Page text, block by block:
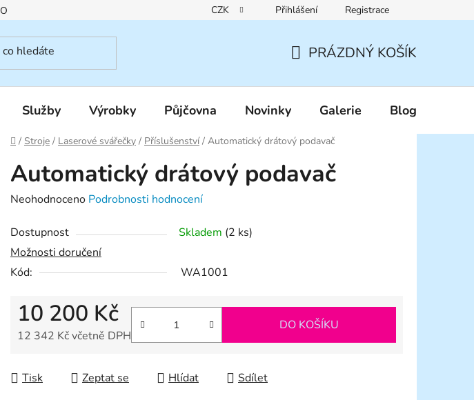
O nás Reklamační řád Pravidla zákaznických slev
CZK Přihlášení Registrace
KOŠÍK
PRÁZDNÝ KOŠÍK
Služby Výrobky Půjčovna Novinky Galerie Blog
Domů
/ Stroje / Laserové svářečky / Příslušenství / Automatický drátový podavač
Automatický drátový podavač
Průměrné
produktu
je
0,0
hvězdiček.
Neohodnoceno Podrobnosti hodnocení
Dostupnost Skladem (2 ks)
Možnosti doručení
Kód:
WA1001
10 200 Kč
12 342 Kč včetně DPH
DO KOŠÍKU
Tisk Zeptat se Hlídat Sdílet